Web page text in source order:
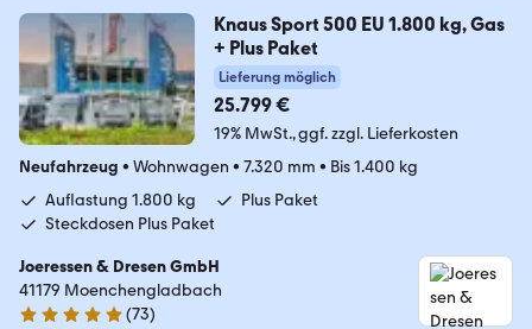
Knaus Sport 500 EU 1.800 kg, Gas
+ Plus Paket
Lieferung möglich
25.799 €
19% MwSt. ggf. zzgl. Lieferkosten
Neufahrzeug • Wohnwagen • 7.320 mm • Bis 1.400 kg
Auflastung 1.800 kg
Plus Paket
Steckdosen Plus Paket
Joeressen & Dresen GmbH
41179 Moenchengladbach
4.8 Sterne
(73)